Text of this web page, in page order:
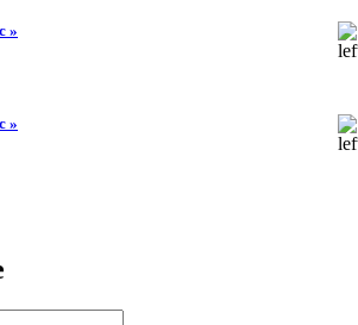
»
»